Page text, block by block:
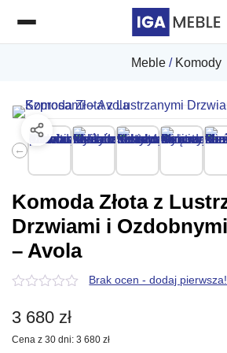
Meble/ Komody
←
Komoda Złota z
Drzwiami i
– Avola
z
5
Brak ocen - dodaj pierwsza!
3 680 zł
Cena z 30 dni: 3 680 zł